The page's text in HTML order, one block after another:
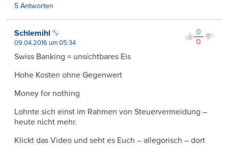
5 Antworten
0
0
Schlemihl
09.04.2016 um 05:34
Swiss Banking = unsichtbares Eis
Hohe Kosten ohne Gegenwert
Money for nothing
Lohnte sich einst im Rahmen von Steuervermeidung –
heute nicht mehr.
Klickt das Video und seht es Euch – allegorisch – dort